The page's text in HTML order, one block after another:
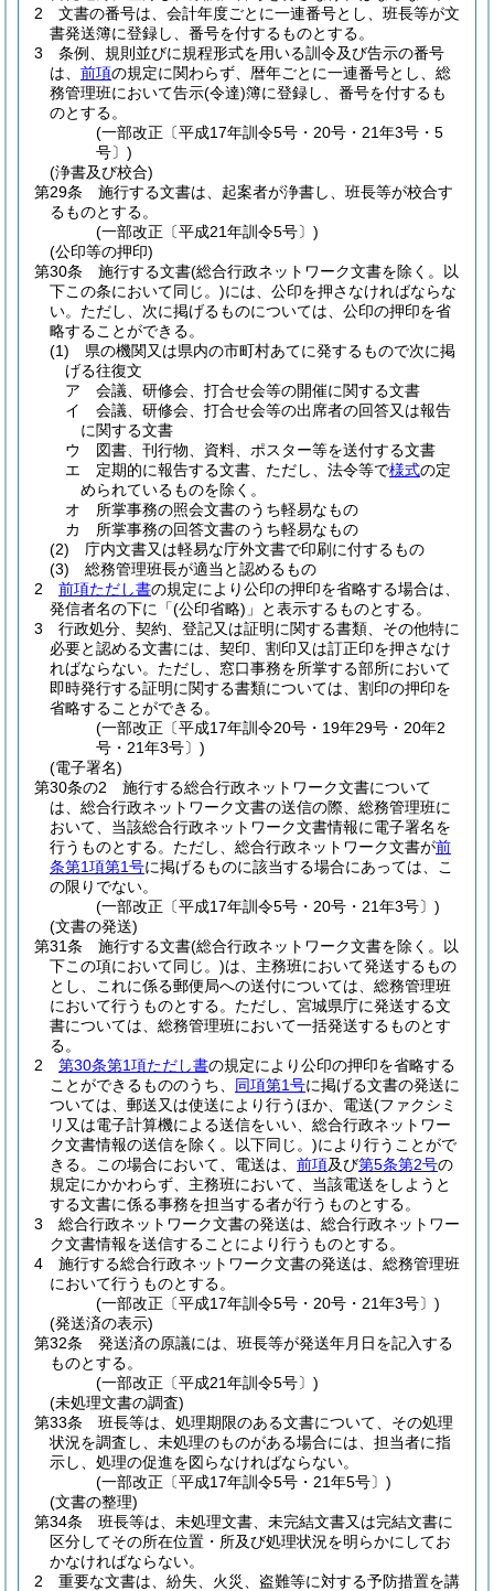
2
文書の番号は、会計年度ごとに一連番号とし、班長等が文
書発送簿に登録し、番号を付するものとする。
3
条例、規則並びに規程形式を用いる訓令及び告示の番号
は、 前項の規定に関わらず、暦年ごとに一連番号とし、総
務管理班において告示(令達)簿に登録し、番号を付するも
のとする。
(一部改正〔平成17年訓令5号・20号・21年3号・5
号〕)
(浄書及び校合)
第29条
施行する文書は、起案者が浄書し、班長等が校合す
るものとする。
(一部改正〔平成21年訓令5号〕)
(公印等の押印)
第30条
施行する文書(総合行政ネットワーク文書を除く。以
下この条において同じ。)には、公印を押さなければならな
い。 ただし、次に掲げるものについては、公印の押印を省
略することができる。
(1)
県の機関又は県内の市町村あてに発するもので次に掲
げる往復文
ア
会議、研修会、打合せ会等の開催に関する文書
イ
会議、研修会、打合せ会等の出席者の回答又は報告
に関する文書
ウ
図書、刊行物、資料、ポスター等を送付する文書
エ
定期的に報告する文書、ただし、法令等で様式の定
められているものを除く。
オ
所掌事務の照会文書のうち軽易なもの
カ
所掌事務の回答文書のうち軽易なもの
(2)
庁内文書又は軽易な庁外文書で印刷に付するもの
(3)
総務管理班長が適当と認めるもの
2
前項ただし書の規定により公印の押印を省略する場合は、
発信者名の下に「(公印省略) 」と表示するものとする。
3
行政処分、契約、登記又は証明に関する書類、その他特に
必要と認める文書には、契印、割印又は訂正印を押さなけ
ればならない。 ただし、窓口事務を所掌する部所において
即時発行する証明に関する書類については、割印の押印を
省略することができる。
(一部改正〔平成17年訓令20号・19年29号・20年2
号・21年3号〕)
(電子署名)
第30条の2
施行する総合行政ネットワーク文書について
は、総合行政ネットワーク文書の送信の際、総務管理班に
おいて、当該総合行政ネットワーク文書情報に電子署名を
行うものとする。 ただし、総合行政ネットワーク文書が前
条第1項第1号に掲げるものに該当する場合にあっては、こ
の限りでない。
(一部改正〔平成17年訓令5号・20号・21年3号〕)
(文書の発送)
第31条
施行する文書(総合行政ネットワーク文書を除く。以
下この項において同じ。)は、主務班において発送するもの
とし、これに係る郵便局への送付については、総務管理班
において行うものとする。 ただし、宮城県庁に発送する文
書については、総務管理班において一括発送するものとす
る。
2
第30条第1項ただし書の規定により公印の押印を省略する
ことができるもののうち、 同項第1号に掲げる文書の発送に
ついては、郵送又は使送により行うほか、電送(ファクシミ
リ又は電子計算機による送信をいい、総合行政ネットワー
ク文書情報の送信を除く。以下同じ。)により行うことがで
きる。
この場合において、電送は、 前項及び第5条第2号の
規定にかかわらず、主務班において、当該電送をしようと
する文書に係る事務を担当する者が行うものとする。
3
総合行政ネットワーク文書の発送は、総合行政ネットワー
ク文書情報を送信することにより行うものとする。
4
施行する総合行政ネットワーク文書の発送は、総務管理班
において行うものとする。
(一部改正〔平成17年訓令5号・20号・21年3号〕)
(発送済の表示)
第32条
発送済の原議には、班長等が発送年月日を記入する
ものとする。
(一部改正〔平成21年訓令5号〕)
(未処理文書の調査)
第33条
班長等は、処理期限のある文書について、その処理
状況を調査し、未処理のものがある場合には、担当者に指
示し、処理の促進を図らなければならない。
(一部改正〔平成17年訓令5号・21年5号〕)
(文書の整理)
第34条
班長等は、未処理文書、未完結文書又は完結文書に
区分してその所在位置・所及び処理状況を明らかにしてお
かなければならない。
2
重要な文書は、紛失、火災、盗難等に対する予防措置を講